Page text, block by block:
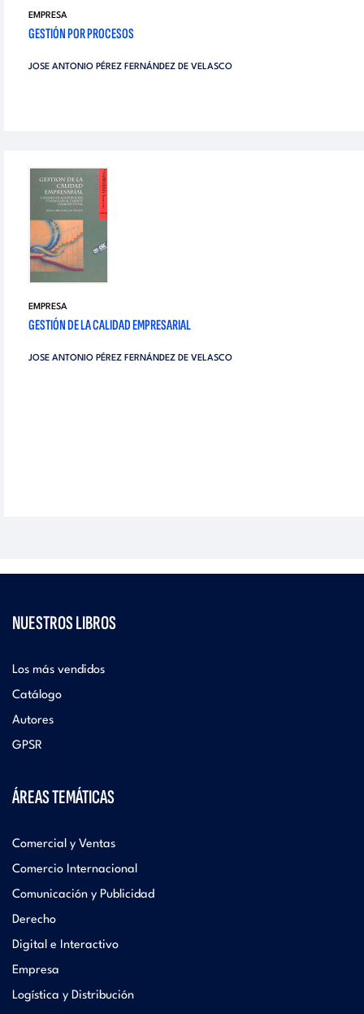
EMPRESA
GESTIÓN POR PROCESOS
JOSE ANTONIO PÉREZ FERNÁNDEZ DE VELASCO
EMPRESA
GESTIÓN DE LA CALIDAD EMPRESARIAL
JOSE ANTONIO PÉREZ FERNÁNDEZ DE VELASCO
NUESTROS LIBROS
Los más vendidos
Catálogo
Autores
GPSR
ÁREAS TEMÁTICAS
Comercial y Ventas
Comercio Internacional
Comunicación y Publicidad
Derecho
Digital e Interactivo
Empresa
Logística y Distribución